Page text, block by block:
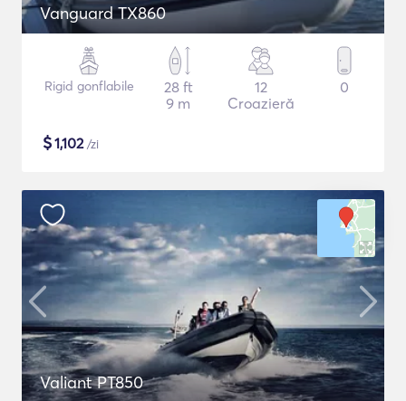
Vanguard TX860
Rigid gonflabile
28 ft
9 m
12
Croazieră
0
$1,102/zi
Valiant PT850